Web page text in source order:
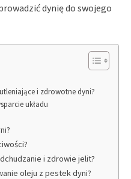
dynię do swojego
i zdrowotne dyni?
układu
i zdrowie jelit?
oleju z pestek dyni?